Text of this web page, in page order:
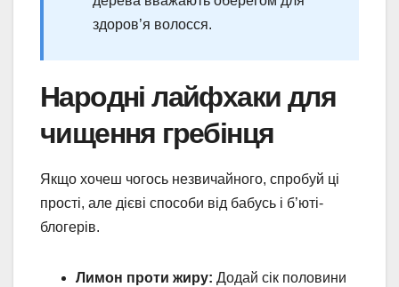
здоров’я волосся.
Народні лайфхаки для
чищення гребінця
Якщо хочеш чогось незвичайного, спробуй ці
прості, але дієві способи від бабусь і б’юті-
блогерів.
Лимон проти жиру: Додай сік половини